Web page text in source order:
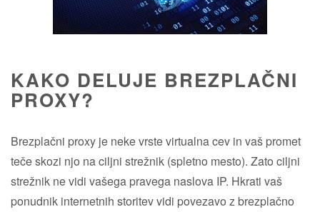
KAKO DELUJE BREZPLAČNI
PROXY?
Brezplačni proxy je neke vrste virtualna cev in vaš promet
teče skozi njo na ciljni strežnik (spletno mesto). Zato ciljni
strežnik ne vidi vašega pravega naslova IP. Hkrati vaš
ponudnik internetnih storitev vidi povezavo z brezplačno